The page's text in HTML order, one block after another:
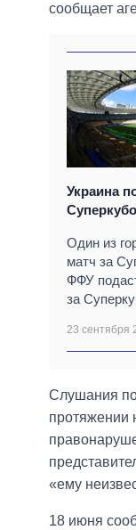
сообщает
Украина
Один из
матч за
ФФУ
за
23 сентября
Слушания
протяжении
«ему
18 июня